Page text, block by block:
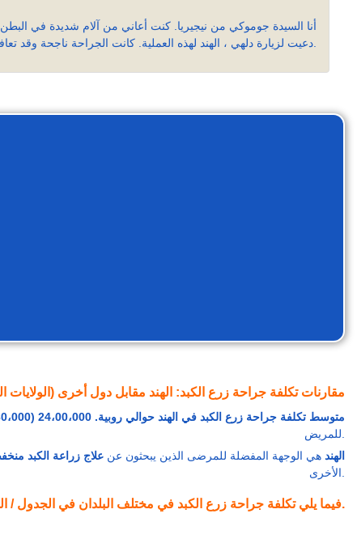
أنا السيدة جوموكي من نيجيريا. كنت أعاني من آلام شديدة في
مقارنات تكلفة جراحة زرع الكبد: الهند مقابل دول أخرى (الولايات
متوسط تكلفة جراحة زرع الكبد في الهند حوالي روبية. 24،00،000 (30،000 دولار) إلى روبية. 28،80،000 (36،000 دولار).
الهند هي الوجهة المفضلة للمرضى الذين يبحثون عن علاج زراعة الكبد
فيما يلي تكلفة جراحة زرع الكبد في مختلف البلدان في الجدول / الجدول. ترد مقارنة الأسعار بالدولار الأمريكي.